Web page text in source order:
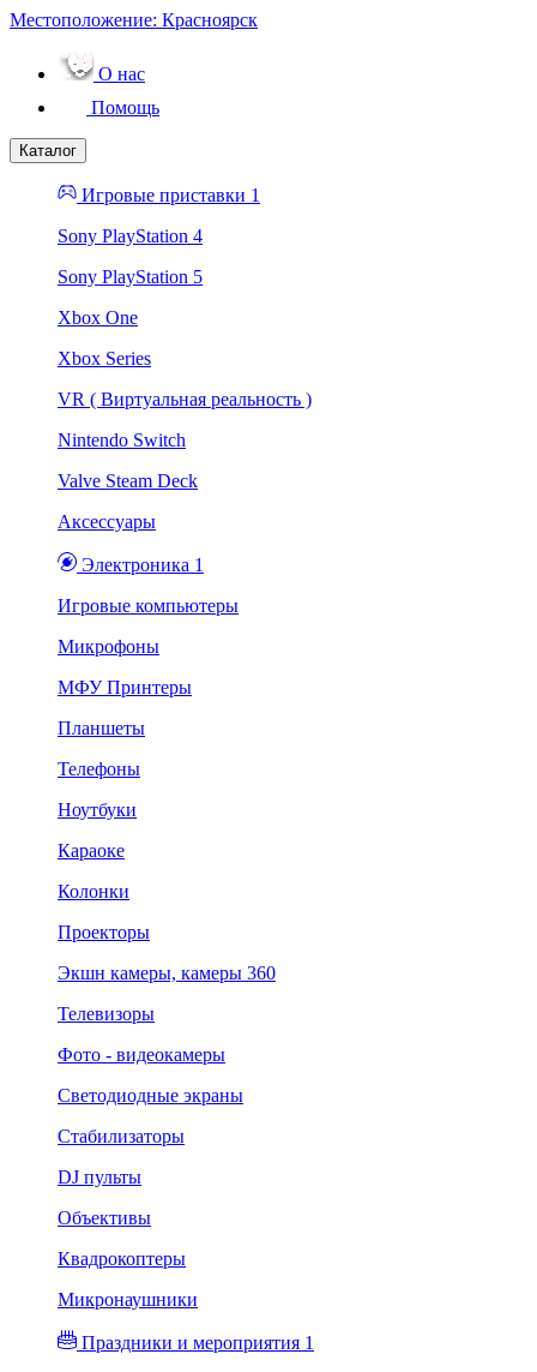
Местоположение: Красноярск
О нас
Помощь
Каталог
Игровые приставки 1
Sony PlayStation 4
Sony PlayStation 5
Xbox One
Xbox Series
VR ( Виртуальная реальность )
Nintendo Switch
Valve Steam Deck
Аксессуары
Электроника 1
Игровые компьютеры
Микрофоны
МФУ Принтеры
Планшеты
Телефоны
Ноутбуки
Караоке
Колонки
Проекторы
Экшн камеры, камеры 360
Телевизоры
Фото - видеокамеры
Светодиодные экраны
Стабилизаторы
DJ пульты
Объективы
Квадрокоптеры
Микронаушники
Праздники и мероприятия 1